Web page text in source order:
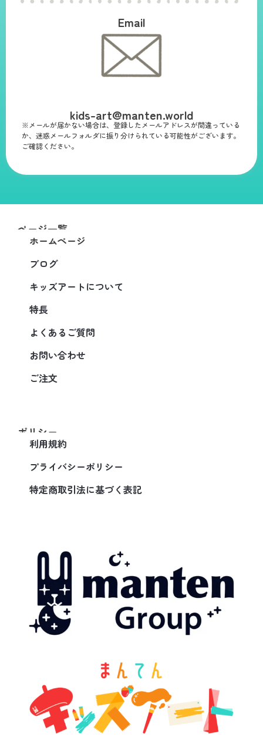
Email
kids-art@manten.world
※メールが届かない場合は、登録したメールアドレスが間違っている
か、迷惑メールフォルダに振り分けられている可能性がございます。
ご確認ください。
ページ一覧
ホームページ
ブログ
キッズアートについて
特長
よくあるご質問
お問い合わせ
ご注文
ポリシー
利用規約
プライバシーポリシー
特定商取引法に基づく表記